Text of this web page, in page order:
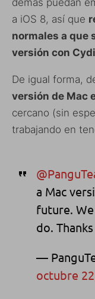
demás puedan
a iOS 8, así que
normales a que
versión con
De igual forma,
versión de Mac
cercano (sin
trabajando en
a Mac
future.
do.
—
octubre